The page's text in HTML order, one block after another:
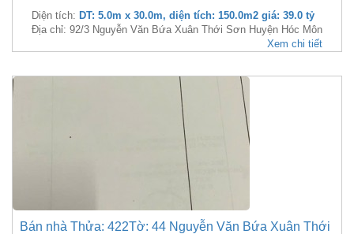
Diện tích: DT: 5.0m x 30.0m, diện tích: 150.0m2 giá: 39.0 tỷ
Địa chỉ: 92/3 Nguyễn Văn Bứa Xuân Thới Sơn Huyện Hóc Môn
Xem chi tiết
Bán nhà Thửa: 422Tờ: 44 Nguyễn Văn Bứa Xuân Thới